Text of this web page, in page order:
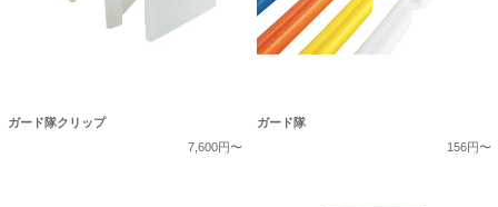
ガード隊クリップ
7,600円〜
ガード隊
156円〜